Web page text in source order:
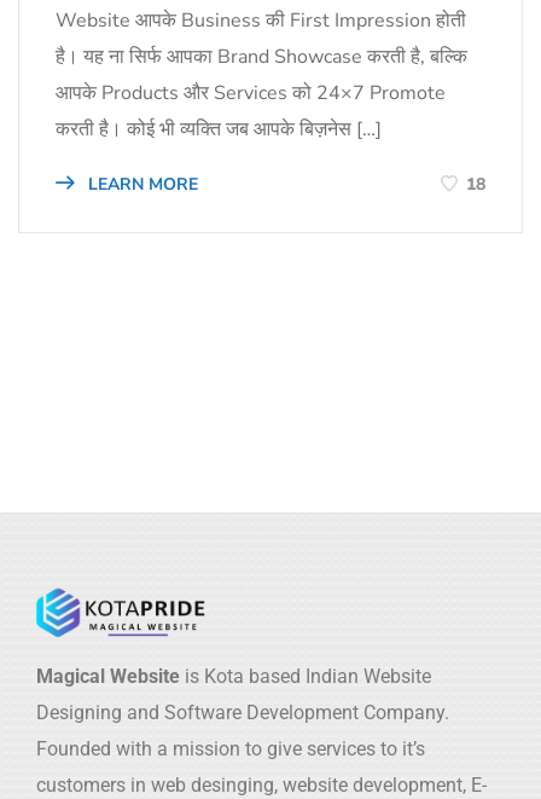
Website आपके Business की First Impression होती
है। यह ना सिर्फ आपका Brand Showcase करती है, बल्कि
आपके Products और Services को 24×7 Promote
करती है। कोई भी व्यक्ति जब आपके बिज़नेस […]
LEARN MORE 18
Magical Website is Kota based Indian Website
Designing and Software Development Company.
Founded with a mission to give services to it’s
customers in web desinging, website development, E-